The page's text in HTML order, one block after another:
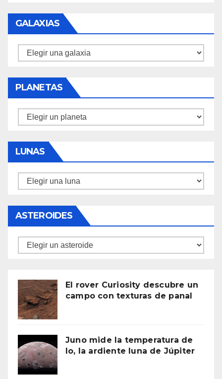
GALAXIAS
Galaxias
PLANETAS
Planetas
LUNAS
Lunas
ASTEROIDES
Asteroides
El rover Curiosity descubre un
campo con texturas de panal
Juno mide la temperatura de
Io, la ardiente luna de Júpiter